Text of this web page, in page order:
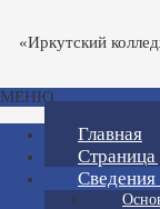
«Иркутский
МЕНЮ
Главная
Страница
Сведения